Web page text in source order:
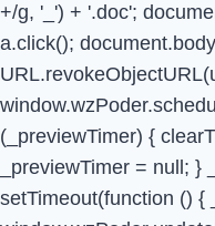
+/g, '_') + '.doc';
a.click();
(_previewTimer) {
_previewTimer = null; }
setTimeout(function () {